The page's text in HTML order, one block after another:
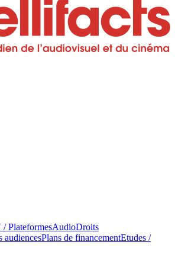
PlateformesAudioDroits
audiencesPlans de financementEtudes /